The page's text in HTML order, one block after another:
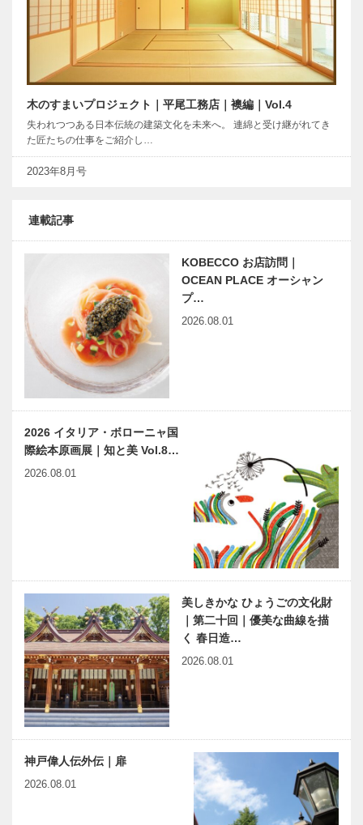
木のすまいプロジェクト｜平尾工務店｜襖編｜Vol.4
失われつつある日本伝統の建築文化を未来へ。 連綿と受け継がれてき
た匠たちの仕事をご紹介し…
2023年8月号
連載記事
KOBECCO お店訪問｜
OCEAN PLACE オーシャン
プ…
2026.08.01
2026 イタリア・ボローニャ国
際絵本原画展｜知と美 Vol.8…
2026.08.01
美しきかな ひょうごの文化財
｜第二十回｜優美な曲線を描
く 春日造…
2026.08.01
神戸偉人伝外伝｜扉
2026.08.01